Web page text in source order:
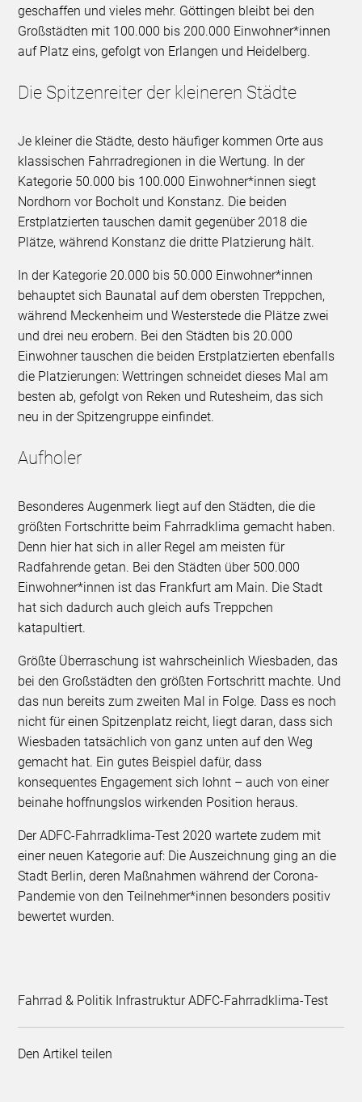
geschaffen und vieles mehr. Göttingen bleibt bei den
Großstädten mit 100.000 bis 200.000 Einwohner*innen
auf Platz eins, gefolgt von Erlangen und Heidelberg.
Die Spitzenreiter der kleineren Städte
Je kleiner die Städte, desto häufiger kommen Orte aus
klassischen Fahrradregionen in die Wertung. In der
Kategorie 50.000 bis 100.000 Einwohner*innen siegt
Nordhorn vor Bocholt und Konstanz. Die beiden
Erstplatzierten tauschen damit gegenüber 2018 die
Plätze, während Konstanz die dritte Platzierung hält.
In der Kategorie 20.000 bis 50.000 Einwohner*innen
behauptet sich Baunatal auf dem obersten Treppchen,
während Meckenheim und Westerstede die Plätze zwei
und drei neu erobern. Bei den Städten bis 20.000
Einwohner tauschen die beiden Erstplatzierten ebenfalls
die Platzierungen: Wettringen schneidet dieses Mal am
besten ab, gefolgt von Reken und Rutesheim, das sich
neu in der Spitzengruppe einfindet.
Aufholer
Besonderes Augenmerk liegt auf den Städten, die die
größten Fortschritte beim Fahrradklima gemacht haben.
Denn hier hat sich in aller Regel am meisten für
Radfahrende getan. Bei den Städten über 500.000
Einwohner*innen ist das Frankfurt am Main. Die Stadt
hat sich dadurch auch gleich aufs Treppchen
katapultiert.
Größte Überraschung ist wahrscheinlich Wiesbaden, das
bei den Großstädten den größten Fortschritt machte. Und
das nun bereits zum zweiten Mal in Folge. Dass es noch
nicht für einen Spitzenplatz reicht, liegt daran, dass sich
Wiesbaden tatsächlich von ganz unten auf den Weg
gemacht hat. Ein gutes Beispiel dafür, dass
konsequentes Engagement sich lohnt – auch von einer
beinahe hoffnungslos wirkenden Position heraus.
Der ADFC-Fahrradklima-Test 2020 wartete zudem mit
einer neuen Kategorie auf: Die Auszeichnung ging an die
Stadt Berlin, deren Maßnahmen während der Corona-
Pandemie von den Teilnehmer*innen besonders positiv
bewertet wurden.
Fahrrad & Politik Infrastruktur ADFC-Fahrradklima-Test
Den Artikel teilen